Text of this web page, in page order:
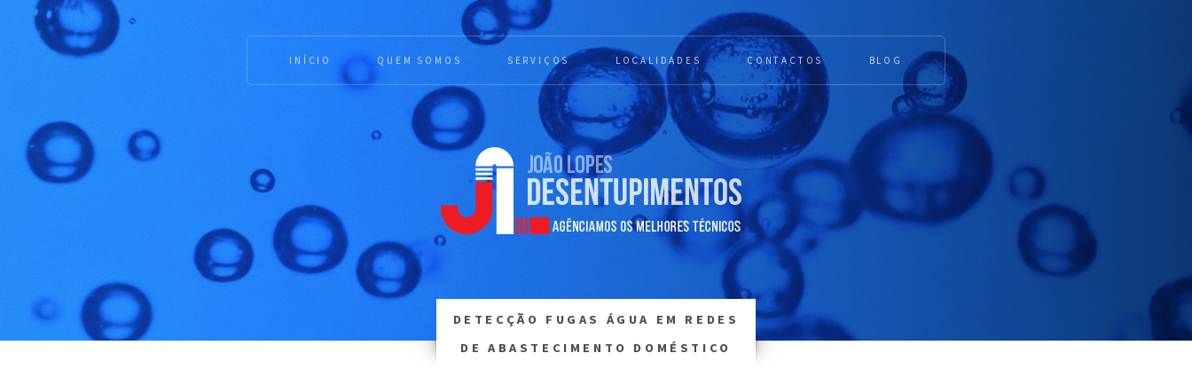
INÍCIO QUEM SOMOS SERVIÇOS LOCALIDADES CONTACTOS BLOG
DETECÇÃO FUGAS ÁGUA EM REDES
DE ABASTECIMENTO DOMÉSTICO